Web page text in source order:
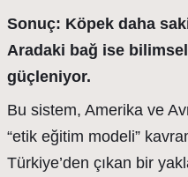
Sonuç: Köpek daha
Aradaki bağ ise
güçleniyor.
Bu sistem, Amerika ve
“etik eğitim modeli”
Türkiye’den çıkan bir